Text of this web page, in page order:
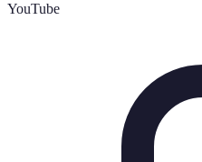
YouTube